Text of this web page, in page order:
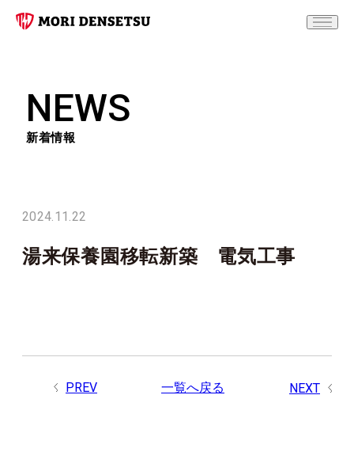
NEWS
新着情報
2024.11.22
湯来保養園移転新築 電気工事
PREV 一覧へ戻る NEXT